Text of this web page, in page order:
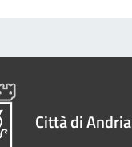
Città di Andria